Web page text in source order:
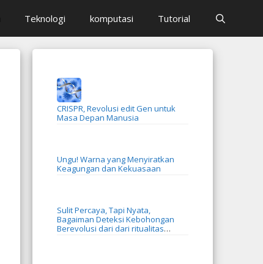
Teknologi komputasi Tutorial
CRISPR, Revolusi edit Gen untuk
Masa Depan Manusia
Ungu! Warna yang Menyiratkan
Keagungan dan Kekuasaan
Sulit Percaya, Tapi Nyata,
Bagaiman Deteksi Kebohongan
Berevolusi dari dari ritualitas